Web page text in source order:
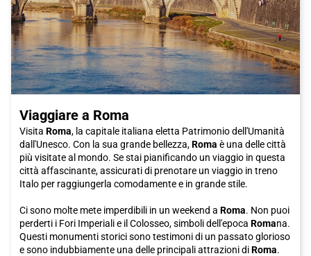
scegliere il treno Italo per raggiungere la città. Con i suoi treni
veloci e confortevoli, potrai goderti il viaggio in tranquillità,
arrivando fresco e riposato per iniziare la tua avventura a
Crotone. Cosa aspetti? Acquista subito il tuo biglietto Italo per
Crotone e preparati a vivere un'esperienza indimenticabile.
Viaggiare a Roma
Visita Roma, la capitale italiana eletta Patrimonio dell'Umanità
dall'Unesco. Con la sua grande bellezza,Roma è una delle città
più visitate al mondo. Se stai pianificando un viaggio in questa
città affascinante, assicurati di prenotare un viaggio in treno
Italo per raggiungerla comodamente e in grande stile.
Ci sono molte mete imperdibili in un weekend a Roma. Non puoi
perderti i Fori Imperiali e il Colosseo, simboli dell'epoca Romana.
Questi monumenti storici sono testimoni di un passato glorioso
e sono indubbiamente una delle principali attrazioni diRoma.